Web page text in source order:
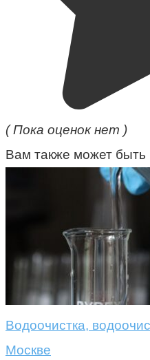
( Пока оценок нет )
Вам также может быть
Водоочистка,
Москве